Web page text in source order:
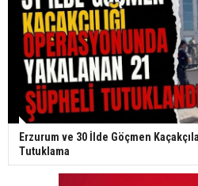
Erzurum ve 30 İlde Göçmen
Tutuklama